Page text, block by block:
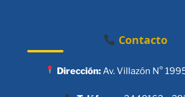
Contacto
Dirección:Av. Villazón N°